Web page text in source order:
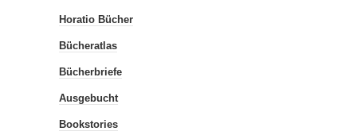
Horatio Bücher
Bücheratlas
Bücherbriefe
Ausgebucht
Bookstories